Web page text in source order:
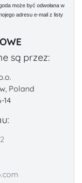
może być odwołana w
adresu e-mail z listy
są przez:
Poland
14